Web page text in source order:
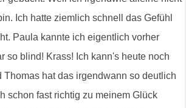
Ich hatte ziemlich schnell das Gefühl
Paula kannte ich eigentlich vorher
so blind! Krass! Ich kann's heute noch
Thomas hat das irgendwann so deutlich
schon fast richtig zu meinem Glück